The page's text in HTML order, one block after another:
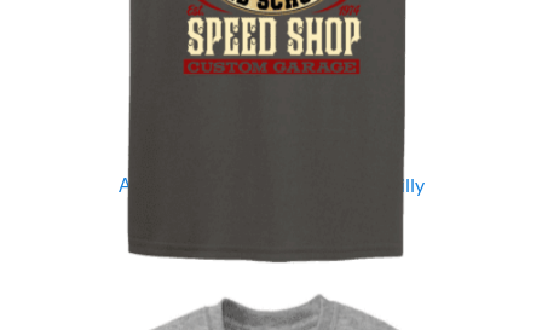
Ανδρική μπλούζα Vintage Rockabilly